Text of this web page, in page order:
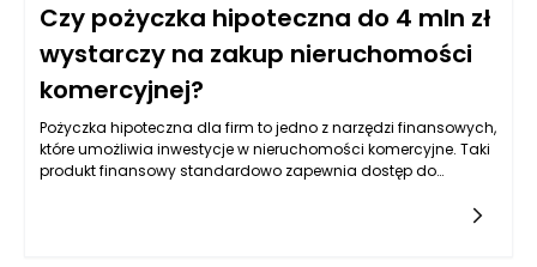
Czy pożyczka hipoteczna do 4 mln zł
wystarczy na zakup nieruchomości
komercyjnej?
Pożyczka hipoteczna dla firm to jedno z narzędzi finansowych,
które umożliwia inwestycje w nieruchomości komercyjne. Taki
produkt finansowy standardowo zapewnia dostęp do